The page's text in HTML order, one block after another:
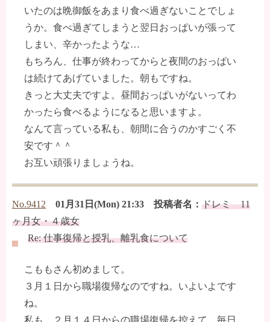
いたのは晩御飯をあまり食べ過ぎないことでしょ
うか。食べ過ぎてしまうと翌日おっぱいが張って
しまい、辛かったような…
もちろん、仕事が終わってからと夜間のおっぱい
は続けてあげていました。朝もですね。
きっと大丈夫ですよ。昼間おっぱいがないってわ
かったら食べるようになると思いますよ。
なんて言っている私も、朝間に合うのかすごく不
安です＾＾
お互い頑張りましょうね。
No.9412 01月31日(Mon) 21:33 投稿者名： ドレミ 11
ヶ月女・４歳女
Re: 仕事復帰と授乳、離乳食について
こももさん初めまして。
３月１日から職場復帰なのですね。いよいよです
ね。